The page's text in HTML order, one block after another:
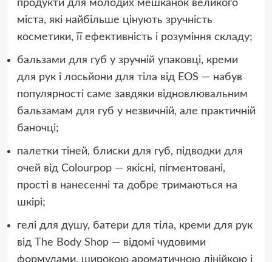
продукти для молодих мешканок великого
міста, які найбільше цінують зручність
косметики, її ефективність і розуміння складу;
бальзами для губ у зручній упаковці, креми
для рук і лосьйони для тіла від EOS — набув
популярності саме завдяки відновлювальним
бальзамам для губ у незвичній, але практичній
баночці;
палетки тіней, блиски для губ, підводки для
очей від Colourpop — якісні, пігментовані,
прості в нанесенні та добре тримаються на
шкірі;
гелі для душу, батери для тіла, креми для рук
від The Body Shop — відомі чудовими
формулами, широкою ароматичною лінійкою і